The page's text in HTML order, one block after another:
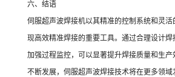
六、结语
伺服超声波焊接机以其精准的控制系统和灵
现高效精准焊接的重要工具。通过合理设计
加强过程监控，可以显著提升焊接质量和生
不断发展，伺服超声波焊接技术将在更多领